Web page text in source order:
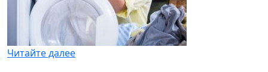
Читайте далее